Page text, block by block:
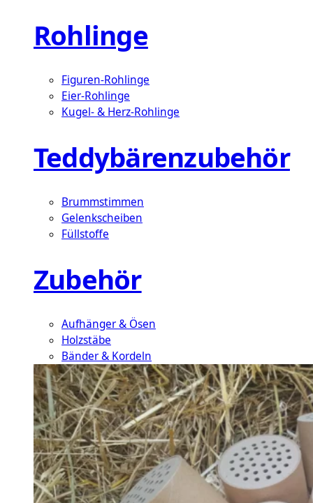
Rohlinge
Figuren-Rohlinge
Eier-Rohlinge
Kugel- & Herz-Rohlinge
Teddybärenzubehör
Brummstimmen
Gelenkscheiben
Füllstoffe
Zubehör
Aufhänger & Ösen
Holzstäbe
Bänder & Kordeln